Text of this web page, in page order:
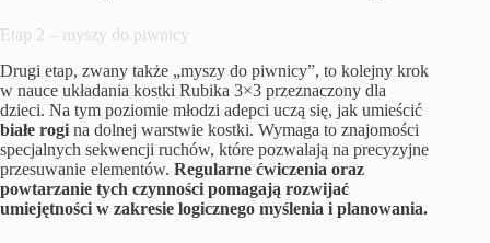
Etap 2 – myszy do piwnicy
Drugi etap, zwany także „myszy do piwnicy”, to kolejny krok
w nauce układania kostki Rubika 3×3 przeznaczony dla
dzieci. Na tym poziomie młodzi adepci uczą się, jak umieścić
białe rogi na dolnej warstwie kostki. Wymaga to znajomości
specjalnych sekwencji ruchów, które pozwalają na precyzyjne
przesuwanie elementów. Regularne ćwiczenia oraz
powtarzanie tych czynności pomagają rozwijać
umiejętności w zakresie logicznego myślenia i planowania.